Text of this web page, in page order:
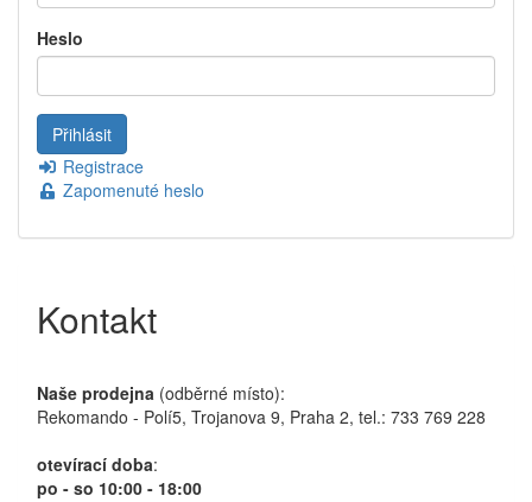
Heslo
Registrace
Zapomenuté heslo
Kontakt
Naše prodejna (odběrné místo):
Rekomando - Polí5, Trojanova 9, Praha 2, tel.: 733 769 228
otevírací doba:
po - so 10:00 - 18:00